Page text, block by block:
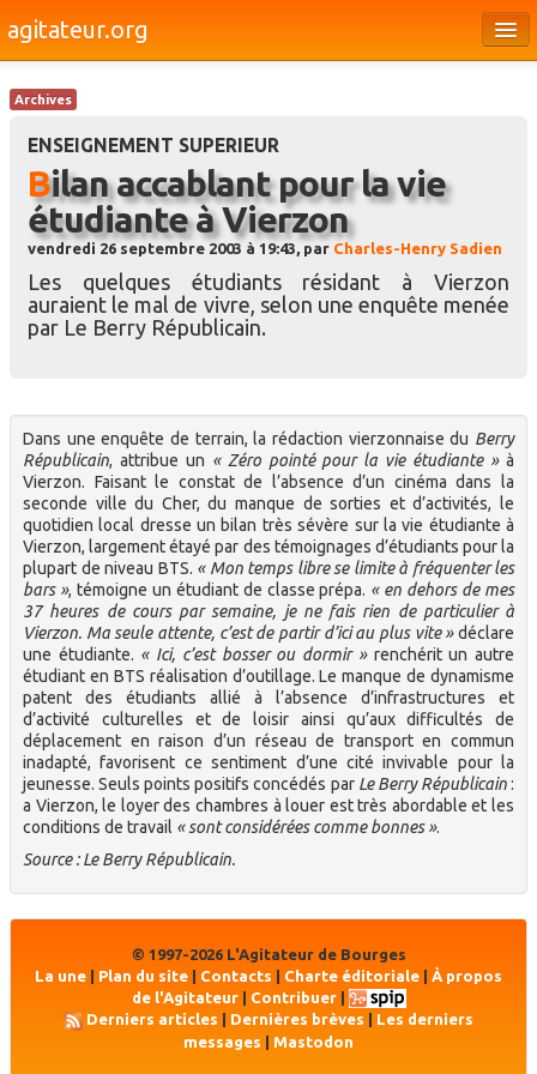
agitateur.org
Société
Culture
Médias
Dossiers
Archives
ENSEIGNEMENT SUPERIEUR
Bilan accablant pour la vie
étudiante à Vierzon
vendredi 26 septembre 2003 à 19:43, par Charles-Henry Sadien
Les quelques étudiants résidant à Vierzon
auraient le mal de vivre, selon une enquête menée
par Le Berry Républicain.
Dans une enquête de terrain, la rédaction vierzonnaise du Berry
Républicain, attribue un « Zéro pointé pour la vie étudiante »à
Vierzon. Faisant le constat de l’absence d’un cinéma dans la
seconde ville du Cher, du manque de sorties et d’activités, le
quotidien local dresse un bilan très sévère sur la vie étudiante à
Vierzon, largement étayé par des témoignages d’étudiants pour la
plupart de niveau BTS. « Mon temps libre se limite à fréquenter les
bars », témoigne un étudiant de classe prépa. « en dehors de mes
37 heures de cours par semaine, je ne fais rien de particulier à
Vierzon. Ma seule attente, c’est de partir d’ici au plus vite »déclare
une étudiante. « Ici, c’est bosser ou dormir »renchérit un autre
étudiant en BTS réalisation d’outillage. Le manque de dynamisme
patent des étudiants allié à l’absence d’infrastructures et
d’activité culturelles et de loisir ainsi qu’aux difficultés de
déplacement en raison d’un réseau de transport en commun
inadapté, favorisent ce sentiment d’une cité invivable pour la
jeunesse. Seuls points positifs concédés par Le Berry Républicain:
a Vierzon, le loyer des chambres à louer est très abordable et les
conditions de travail « sont considérées comme bonnes ».
Source : Le Berry Républicain.
© 1997-2026 L'Agitateur de Bourges
La une | Plan du site | Contacts | Charte éditoriale | À propos
de l'Agitateur| Contribuer|
Derniers articles
Dernières brèves
Les derniers
messages
Mastodon